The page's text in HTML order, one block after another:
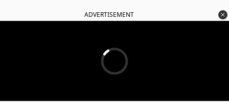
ADVERTISEMENT